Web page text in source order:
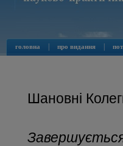
головна про видання
Шановні